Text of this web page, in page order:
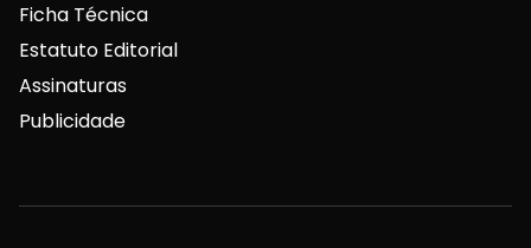
Ficha Técnica
Estatuto Editorial
Assinaturas
Publicidade